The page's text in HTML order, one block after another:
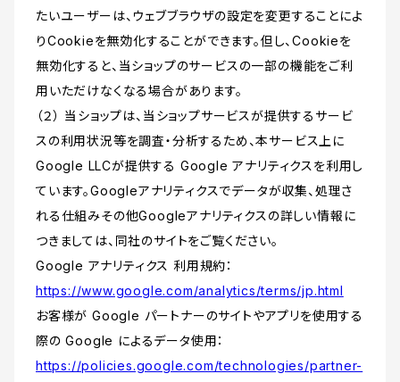
たいユーザーは、ウェブブラウザの設定を変更することによ
りCookieを無効化することができます。但し、Cookieを
無効化すると、当ショップのサービスの一部の機能をご利
用いただけなくなる場合があります。
（２） 当ショップは、当ショップサービスが提供するサービ
スの利用状況等を調査・分析するため、本サービス上に
Google LLCが提供する Google アナリティクスを利用し
ています。Googleアナリティクスでデータが収集、処理さ
れる仕組みその他Googleアナリティクスの詳しい情報に
つきましては、同社のサイトをご覧ください。
Google アナリティクス 利用規約：
https://www.google.com/analytics/terms/jp.html
お客様が Google パートナーのサイトやアプリを使用する
際の Google によるデータ使用：
https://policies.google.com/technologies/partner-